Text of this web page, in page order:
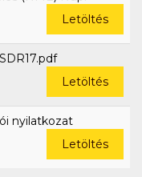
Letöltés
Letöltés
nyilatkozat
Letöltés